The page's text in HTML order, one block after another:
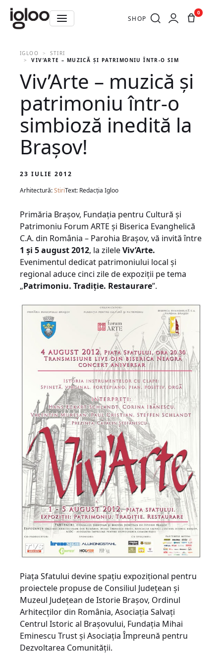
SHOP
0
IGLOO
STIRI
VIV’ARTE – MUZICĂ ŞI PATRIMONIU ÎNTR-O SIMBIOZĂ
Viv’Arte – muzică şi
patrimoniu într-o
simbioză inedită la
Braşov!
23 IULIE 2012
Arhitectură:StiriText: Redacția Igloo
Primăria Braşov, Fundaţia pentru Cultură şi
Patrimoniu Forum ARTE şi Biserica Evanghelică
C.A. din România – Parohia Braşov, vă invită între
1 şi 5 august 2012, la zileleViv’Arte.
Evenimentul dedicat patrimoniului local şi
regional aduce cinci zile de expoziţii pe tema
„Patrimoniu. Tradiţie. Restaurare”.
Piaţa Sfatului devine spaţiu expoziţional pentru
proiectele propuse de Consiliul Judeţean şi
Muzeul Judeţean de Istorie Braşov, Ordinul
Arhitecţilor din România, Asociaţia Salvaţi
Centrul Istoric al Braşovului, Fundaţia Mihai
Eminescu Trust şi Asociaţia Împreună pentru
Dezvoltarea Comunităţii.